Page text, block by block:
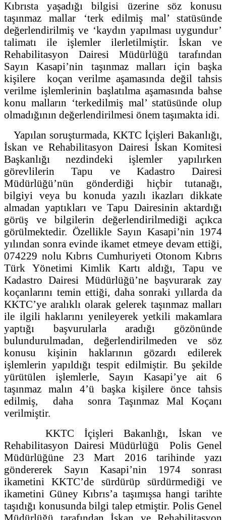
Kıbrısta yaşadığı bilgisi üzerine söz konusu
taşınmaz mallar ‘terk edilmiş mal’ statüsünde
değerlendirilmiş ve ‘kaydın yapılması uygundur’
talimatı ile işlemler ilerletilmiştir. İskan ve
Rehabilitasyon Dairesi Müdürlüğü tarafından
Sayın Kasapi’nin taşınmaz malları için başka
kişilere koçan verilme aşamasında değil tahsis
verilme işlemlerinin başlatılma aşamasında bahse
konu malların ‘terkedilmiş mal’ statüsünde olup
olmadığının değerlendirilmesi önem taşımakta idi.
Yapılan soruşturmada, KKTC İçişleri Bakanlığı,
İskan ve Rehabilitasyon Dairesi İskan Komitesi
Başkanlığı nezdindeki işlemler yapılırken
görevlilerin Tapu ve Kadastro Dairesi
Müdürlüğü’nün gönderdiği hiçbir tutanağı,
bilgiyi veya bu konuda yazılı ikazları dikkate
almadan yaptıkları ve Tapu Dairesinin aktardığı
görüş ve bilgilerin değerlendirilmediği açıkca
görülmektedir. Özellikle Sayın Kasapi’nin 1974
yılından sonra evinde ikamet etmeye devam ettiği,
074229 nolu Kıbrıs Cumhuriyeti Otonom Kıbrıs
Türk Yönetimi Kimlik Kartı aldığı, Tapu ve
Kadastro Dairesi Müdürlüğü’ne başvurarak zay
koçanlarını temin ettiği, daha sonraki yıllarda da
KKTC’ye aralıklı olarak gelerek taşınmaz malları
ile ilgili haklarını yenileyerek yetkili makamlara
yaptığı başvurularla aradığı gözönünde
bulundurulmadan, değerlendirilmeden ve söz
konusu kişinin haklarının gözardı edilerek
işlemlerin yapıldığı tespit edilmiştir. Bu şekilde
yürütülen işlemlerle, Sayın Kasapi’ye ait 6
taşınmaz malın 4’ü başka kişilere önce tahsis
edilmiş, daha sonra Taşınmaz Mal Koçanı
verilmiştir.
KKTC İçişleri Bakanlığı, İskan ve
Rehabilitasyon Dairesi Müdürlüğü Polis Genel
Müdürlüğüne 23 Mart 2016 tarihinde yazı
göndererek Sayın Kasapi’nin 1974 sonrası
ikametini KKTC’de sürdürüp sürdürmediği ve
ikametini Güney Kıbrıs’a taşımışsa hangi tarihte
taşıdığı konusunda bilgi talep etmiştir. Polis Genel
Müdürlüğü tarafından İskan ve Rehabilitasyon